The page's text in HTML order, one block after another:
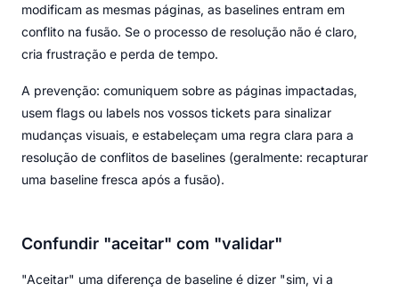
modificam as mesmas páginas, as baselines entram em
conflito na fusão. Se o processo de resolução não é claro,
cria frustração e perda de tempo.
A prevenção: comuniquem sobre as páginas impactadas,
usem flags ou labels nos vossos tickets para sinalizar
mudanças visuais, e estabeleçam uma regra clara para a
resolução de conflitos de baselines (geralmente: recapturar
uma baseline fresca após a fusão).
Confundir "aceitar" com "validar"
"Aceitar" uma diferença de baseline é dizer "sim, vi a